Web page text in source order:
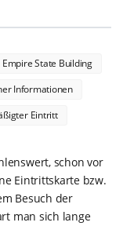
Empire State Building
Informationen
Eintritt
schon vor
Eintrittskarte bzw.
Besuch der
man sich lange